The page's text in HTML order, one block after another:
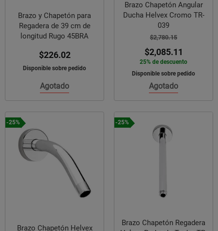
Brazo y Chapetón para
Regadera de 39 cm de
longitud Rugo 45BRA
$226.02
Disponible sobre pedido
Agotado
Brazo Chapetón Angular
Ducha Helvex Cromo TR-
039
$2,780.15
$2,085.11
25% de descuento
Disponible sobre pedido
Agotado
-25%
Brazo Chapetón Helvex
-25%
Brazo Chapetón Regadera